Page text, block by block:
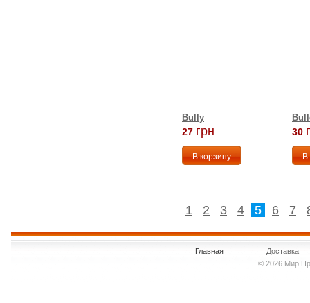
Bully
27 грн 30
1 2 3 4 5 6 7
Главная
Доставка
© 2026 Мир